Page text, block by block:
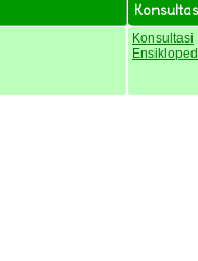
Konsultasi